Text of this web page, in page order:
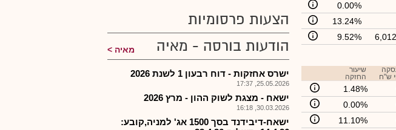
0.00%
13.24%
9.52%
ש"ח
שיעור
החזקה
1.48%
0.00%
11.10%
הצעות פרסומיות
הודעות בורסה - מאיה
מאיה
ישרס אחזקות - דוח רבעון 1 לשנת 2026
25.05.2026, 17:37
ישאח - מצגת לשוק ההון - מרץ 2026
30.03.2026, 16:18
ישאח-דיבידנד בסך 1500 אג' למניה,קובע: